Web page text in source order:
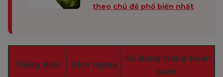
theo chủ đề phổ biến nhất
Tiếng Anh Dịch nghĩa
Sử dụng trong hoàn
cảnh